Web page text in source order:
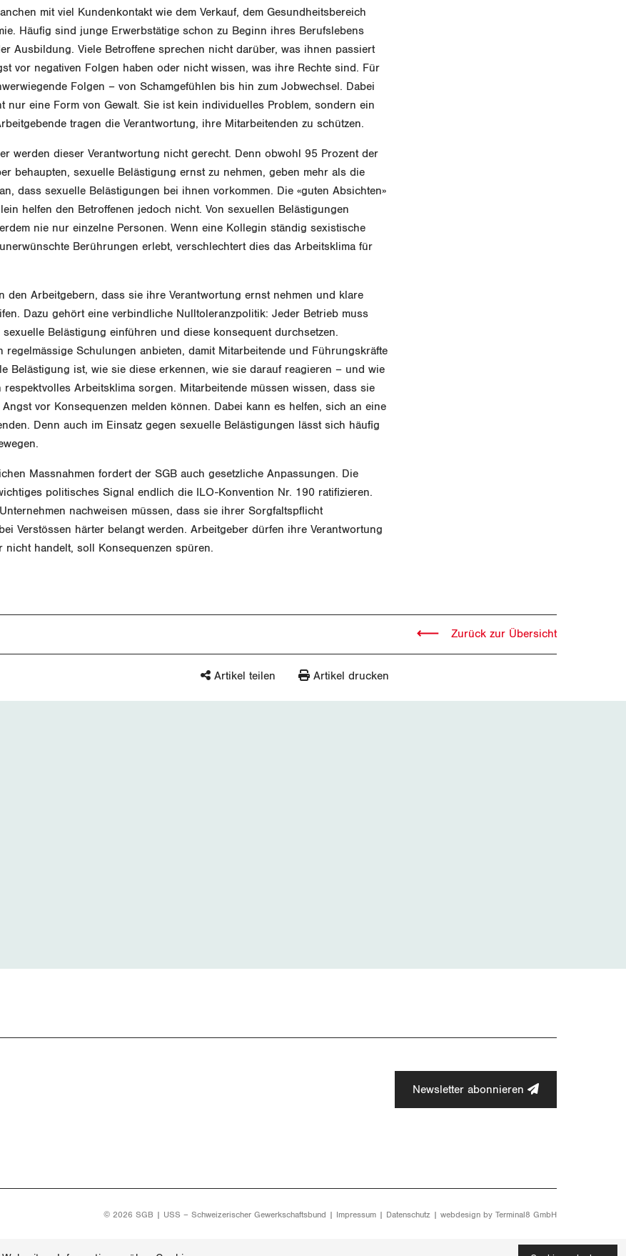
mit viel Kundenkontakt wie dem Verkauf, dem Gesundheitsbereich
Häufig sind junge Erwerbstätige schon zu Beginn ihres Berufslebens
Ausbildung. Viele Betroffene sprechen nicht darüber, was ihnen passiert
vor negativen Folgen haben oder nicht wissen, was ihre Rechte sind. Für
Folgen – von Schamgefühlen bis hin zum Jobwechsel. Dabei
nur eine Form von Gewalt. Sie ist kein individuelles Problem, sondern ein
tragen die Verantwortung, ihre Mitarbeitenden zu schützen.
werden dieser Verantwortung nicht gerecht. Denn obwohl 95 Prozent der
behaupten, sexuelle Belästigung ernst zu nehmen, geben mehr als die
dass sexuelle Belästigungen bei ihnen vorkommen. Die «guten Absichten»
helfen den Betroffenen jedoch nicht. Von sexuellen Belästigungen
nie nur einzelne Personen. Wenn eine Kollegin ständig sexistische
Berührungen erlebt, verschlechtert dies das Arbeitsklima für
den Arbeitgebern, dass sie ihre Verantwortung ernst nehmen und klare
Dazu gehört eine verbindliche Nulltoleranzpolitik: Jeder Betrieb muss
sexuelle Belästigung einführen und diese konsequent durchsetzen.
regelmässige Schulungen anbieten, damit Mitarbeitende und Führungskräfte
Belästigung ist, wie sie diese erkennen, wie sie darauf reagieren – und wie
respektvolles Arbeitsklima sorgen. Mitarbeitende müssen wissen, dass sie
vor Konsequenzen melden können. Dabei kann es helfen, sich an eine
Denn auch im Einsatz gegen sexuelle Belästigungen lässt sich häufig
Massnahmen fordert der SGB auch gesetzliche Anpassungen. Die
politisches Signal endlich die ILO-Konvention Nr. 190 ratifizieren.
nachweisen müssen, dass sie ihrer Sorgfaltspflicht
Verstössen härter belangt werden. Arbeitgeber dürfen ihre Verantwortung
nicht handelt, soll Konsequenzen spüren.
Zurück zur Übersicht
Artikel teilen Artikel drucken
Newsletter abonnieren
© 2026 SGB | USS – Schweizerischer Gewerkschaftsbund | Impressum| Datenschutz | webdesign by Terminal8 GmbH